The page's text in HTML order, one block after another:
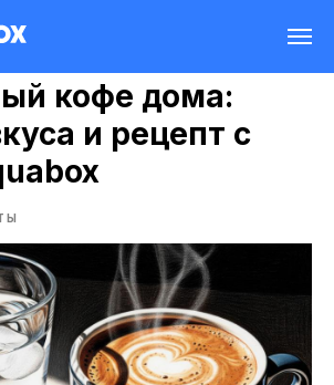
кофе дома:
и рецепт с